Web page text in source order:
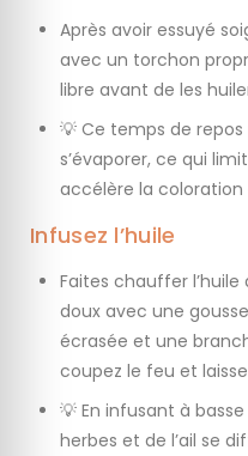
Après avoir essuyé
avec un torchon
libre avant de les
💡 Ce temps de
s’évaporer, ce qui
accélère la coloration
Infusez l’huile
Faites chauffer l’huile
doux avec une
écrasée et une
coupez le feu et
💡 En infusant à
herbes et de l’ail se